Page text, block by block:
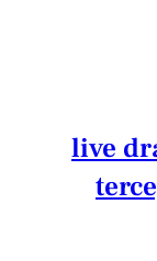
live